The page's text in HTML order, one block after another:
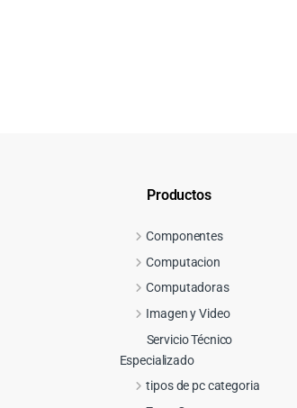
Productos
Componentes
Computacion
Computadoras
Imagen y Video
Servicio Técnico
Especializado
tipos de pc categoria